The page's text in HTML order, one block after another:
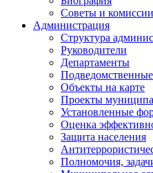
Советы и
Администрация
Структура
Руководители
Департаменты
Объекты на карте
Проекты
Установленные
Оценка
Защита населения
Полномочия,